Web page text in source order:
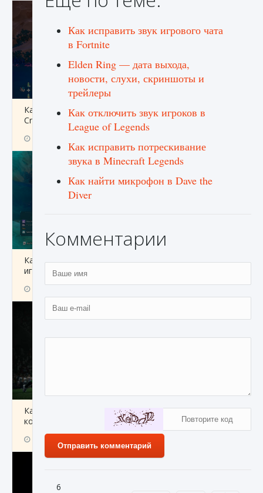
Как разблокировать заклинание Крист в
Creatures of Ava
Как приручить существ из степей Тамура в
игре Creatures of Ava
Как исправить ошибку EA FC 25 beta,
которая не работает
9 августа 2024
Как исправить звук игрового чата
в Fortnite
Elden Ring — дата выхода,
новости, слухи, скриншоты и
трейлеры
Как отключить звук игроков в
League of Legends
Как исправить потрескивание
звука в Minecraft Legends
Как найти микрофон в Dave the
Diver
Комментарии
Отправить комментарий
6